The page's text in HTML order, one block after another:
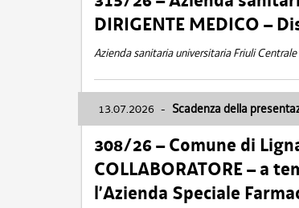
DIRIGENTE MEDICO –
Azienda sanitaria universitaria Friuli Centrale
13.07.2026 - Scadenza della
308/26 – Comune di
COLLABORATORE – a
l’Azienda Speciale